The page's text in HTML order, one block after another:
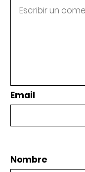
Email
Nombre